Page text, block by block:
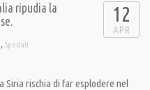
ripudia la
, Speciali
12
APR
Siria rischia di far esplodere nel